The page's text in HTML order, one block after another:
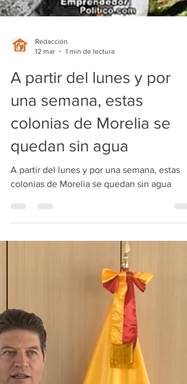
Redacción
A partir del lunes y por
una semana, estas
quedan sin agua
A partir del lunes y por una semana, estas
colonias de Morelia se quedan sin agua